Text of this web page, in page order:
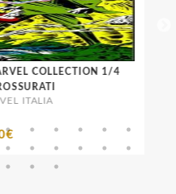
COLLECTION 1/4
ITALIA